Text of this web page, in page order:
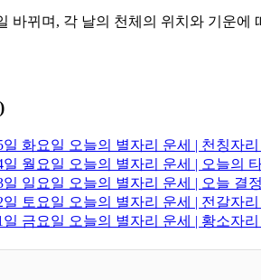
바뀌며, 각 날의 천체의 위치와 기운에
일 화요일 오늘의 별자리 운세 | 천칭자
일 월요일 오늘의 별자리 운세 | 오늘의
일 일요일 오늘의 별자리 운세 | 오늘 결
일 토요일 오늘의 별자리 운세 | 전갈자
일 금요일 오늘의 별자리 운세 | 황소자